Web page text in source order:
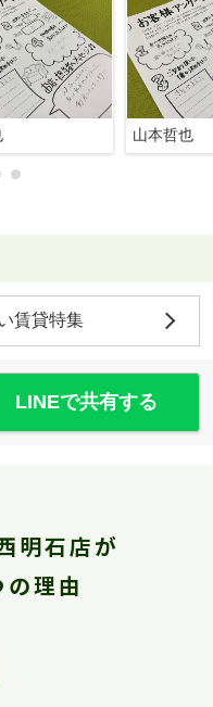
山本哲也
賃貸特集
LINEで共有する
明石店が
の理由